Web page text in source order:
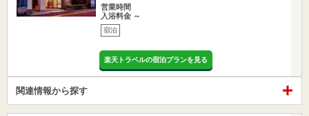
営業時間
入浴料金 ～
宿泊
楽天トラベルの宿泊プランを見る
関連情報から探す